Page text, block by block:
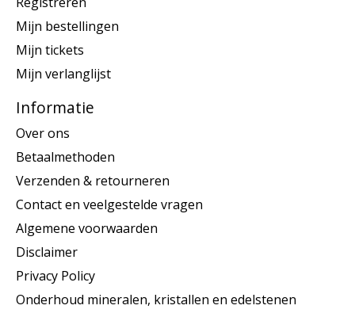
Mijn bestellingen
Mijn tickets
Mijn verlanglijst
Informatie
Over ons
Betaalmethoden
Verzenden & retourneren
Contact en veelgestelde vragen
Algemene voorwaarden
Disclaimer
Privacy Policy
Onderhoud mineralen, kristallen en edelstenen